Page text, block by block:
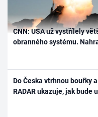
CNN: USA už vystřílely
obranného systému.
Do Česka vtrhnou bouřky
RADAR ukazuje, jak bude